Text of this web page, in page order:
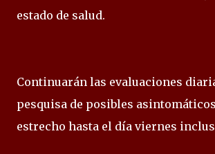
estado de salud.
Continuarán las evaluaciones
pesquisa de posibles
estrecho hasta el día viernes